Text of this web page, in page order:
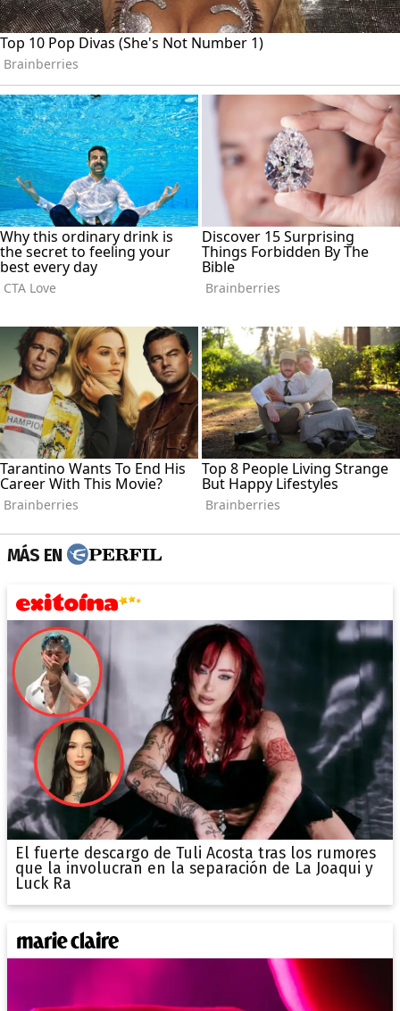
MÁS EN
El fuerte descargo de Tuli Acosta tras los rumores
que la involucran en la separación de La Joaqui y
Luck Ra